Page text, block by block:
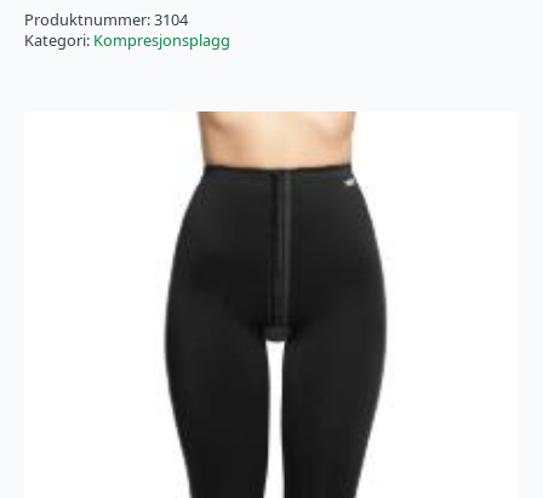
Produktnummer:3104
Kategori: Kompresjonsplagg